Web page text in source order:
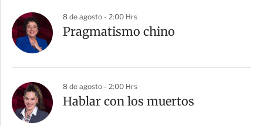
8 de agosto - 2:00 Hrs
Pragmatismo chino
8 de agosto - 2:00 Hrs
Hablar con los muertos